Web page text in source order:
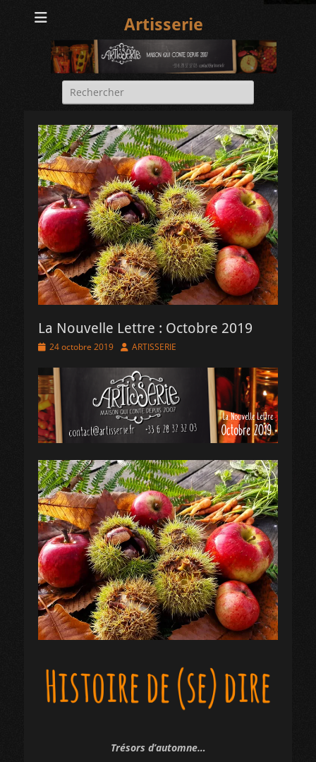
Artisserie
Rechercher :
La Nouvelle Lettre : Octobre 2019
Posted
24 octobre 2019 Author
ARTISSERIE
Trésors d’automne…